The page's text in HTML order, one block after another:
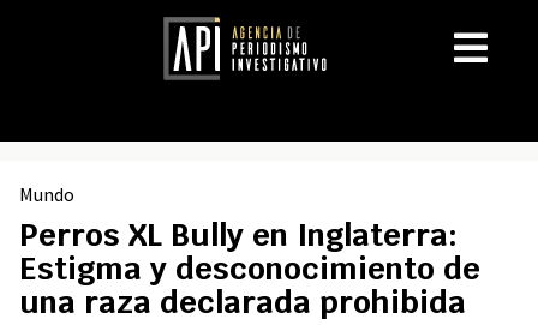
Mundo
Perros XL Bully en Inglaterra:
Estigma y desconocimiento de
una raza declarada prohibida